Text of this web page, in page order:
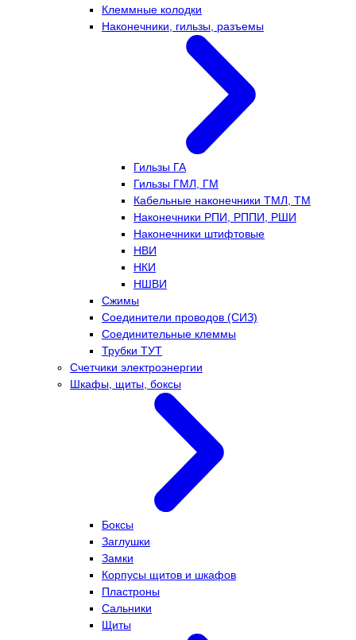
Клеммные колодки
Наконечники, гильзы, разъемы
Гильзы ГА
Гильзы ГМЛ, ГМ
Кабельные наконечники ТМЛ, ТМ
Наконечники РПИ, РППИ, РШИ
Наконечники штифтовые
НВИ
НКИ
НШВИ
Сжимы
Соединители проводов (СИЗ)
Соединительные клеммы
Трубки ТУТ
Счетчики электроэнергии
Шкафы, щиты, боксы
Боксы
Заглушки
Замки
Корпусы щитов и шкафов
Пластроны
Сальники
Щиты